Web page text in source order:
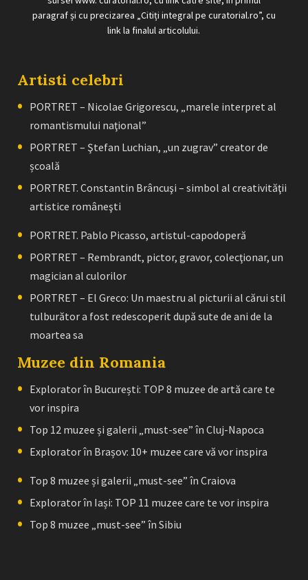
paragraf și cu precizarea „Citiți integral pe curatorial.ro”, cu
link la finalul articolului.
Artisti celebri
PORTRET – Nicolae Grigorescu, „marele interpret al
romantismului naţional”
PORTRET – Ştefan Luchian, „un zugrav” creator de
școală
PORTRET. Constantin Brâncuşi – simbol al creativităţii
artistice româneşti
PORTRET. Pablo Picasso, artistul-capodoperă
PORTRET – Rembrandt, pictor, gravor, colecţionar, un
magician al culorilor
PORTRET – El Greco: Un maestru al picturii al cărui stil
tulburător a fost redescoperit după sute de ani de la
moartea sa
Muzee din Romania
Explorator în București: TOP 8 muzee de artă care te
vor inspira
Top 12 muzee și galerii „must-see” în Cluj-Napoca
Explorator în Brașov: 10+ muzee care vă vor inspira
Top 8 muzee și galerii „must-see” în Craiova
Explorator în Iași: TOP 11 muzee care te vor inspira
Top 8 muzee „must-see” în Sibiu